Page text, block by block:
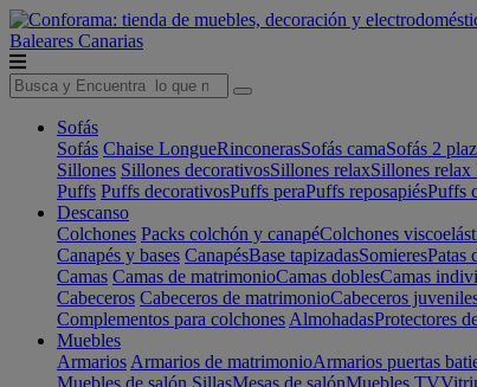
Baleares Canarias
Sofás
Sofás Chaise LongueRinconerasSofás camaSofás 2
Sillones Sillones decorativosSillones relaxSillones relax
Puffs Puffs decorativosPuffs peraPuffs reposapiésPuffs
Descanso
Colchones Packs colchón y canapéColchones
Canapés y bases CanapésBase tapizadasSomieresPatas
Camas Camas de matrimonioCamas doblesCamas
Cabeceros Cabeceros de matrimonioCabeceros
Complementos para colchones AlmohadasProtectores
Muebles
Armarios Armarios de matrimonioArmarios puertas
Muebles de salón SillasMesas de salónMuebles TV